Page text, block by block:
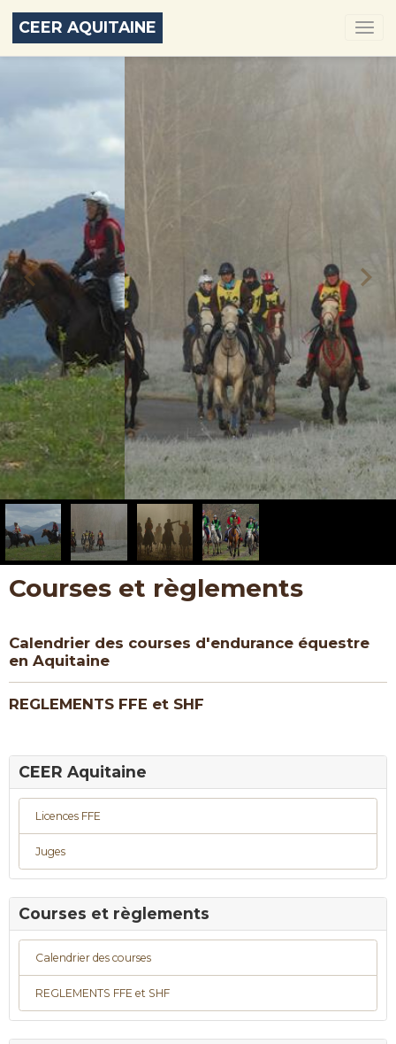
CEER AQUITAINE
Courses et règlements
Calendrier des courses d'endurance équestre
en Aquitaine
REGLEMENTS FFE et SHF
CEER Aquitaine
Licences FFE
Juges
Courses et règlements
Calendrier des courses
REGLEMENTS FFE et SHF